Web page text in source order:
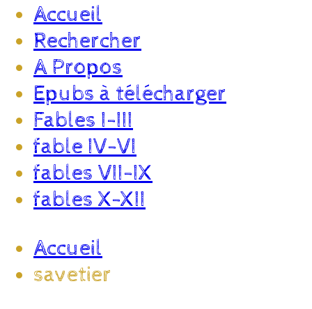
Accueil
Rechercher
A Propos
Epubs à télécharger
Fables I-III
fable IV-VI
fables VII-IX
fables X-XII
Accueil
savetier